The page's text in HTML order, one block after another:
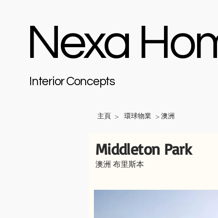
Nexa
Interior Concepts
主頁 > 環球物業 >澳洲
Middleton Park
澳洲 布里斯本